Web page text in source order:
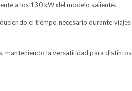
a los 130 kW del modelo saliente.
el tiempo necesario durante viajes
manteniendo la versatilidad para distintos